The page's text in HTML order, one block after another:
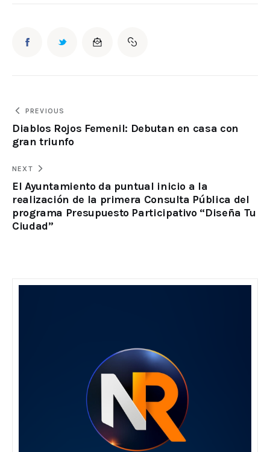
PREVIOUS
Diablos Rojos Femenil: Debutan en casa con
gran triunfo
NEXT
El Ayuntamiento da puntual inicio a la
realización de la primera Consulta Pública del
programa Presupuesto Participativo “Diseña Tu
Ciudad”